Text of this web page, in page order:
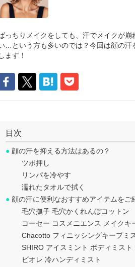
っちりメイクをしても、汗でメイクが
…という方も多いのでは？今回は顔の汗
します！
目次
● 顔の汗を抑える方法はあるの？
ツボ押し
リンパを冷やす
濡れたタオルで拭く
● 顔の汗に便利なおすすめアイテムをご
毛穴撫子 毛穴かくれんぼコットン
コーセー コスメニエンス メイクキ
Chacotto フィニッシングキープミ
SHIRO アイスミント ボディミス
ビオレ 冷ハンディミスト